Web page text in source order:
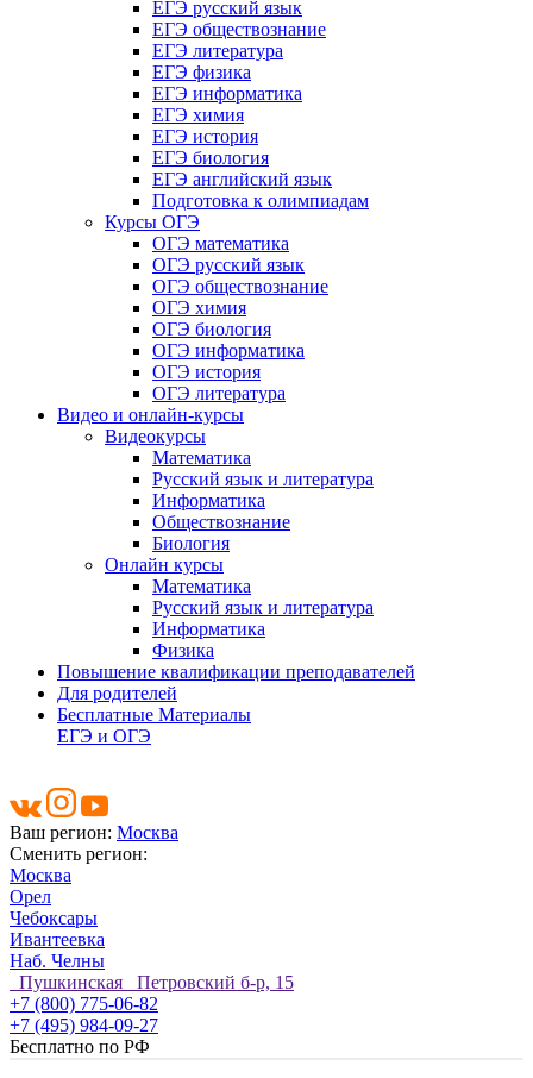
ЕГЭ русский язык
ЕГЭ обществознание
ЕГЭ литература
ЕГЭ физика
ЕГЭ информатика
ЕГЭ химия
ЕГЭ история
ЕГЭ биология
ЕГЭ английский язык
Подготовка к олимпиадам
Курсы ОГЭ
ОГЭ математика
ОГЭ русский язык
ОГЭ обществознание
ОГЭ химия
ОГЭ биология
ОГЭ информатика
ОГЭ история
ОГЭ литература
Видео и онлайн-курсы
Видеокурсы
Математика
Русский язык и литература
Информатика
Обществознание
Биология
Онлайн курсы
Математика
Русский язык и литература
Информатика
Физика
Повышение квалификации преподавателей
Для родителей
Бесплатные Материалы
ЕГЭ и ОГЭ
Ваш регион: Москва
Сменить регион:
Москва
Орел
Чебоксары
Ивантеевка
Наб. Челны
Пушкинская Петровский б-р, 15
+7 (800) 775-06-82
+7 (495) 984-09-27
Бесплатно по РФ